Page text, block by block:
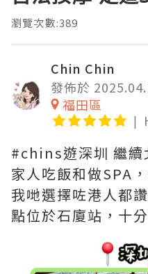
瀏覽次數:389
Chin Chin
發佈於
福田區
#chins遊深圳 繼續
家人吃飯和做SPA
我哋選擇咗港人都
點位於石廈站，十